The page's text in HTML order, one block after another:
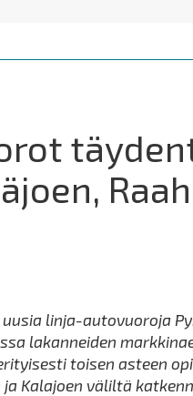
linja-autovuoroja
lakanneiden
toisen asteen
Kalajoen väliltä